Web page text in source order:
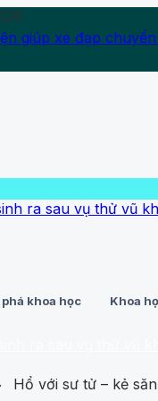
giúp xe đạp
thử vũ khí hạt
khoa học Khoa
Hổ với sư tử – kẻ